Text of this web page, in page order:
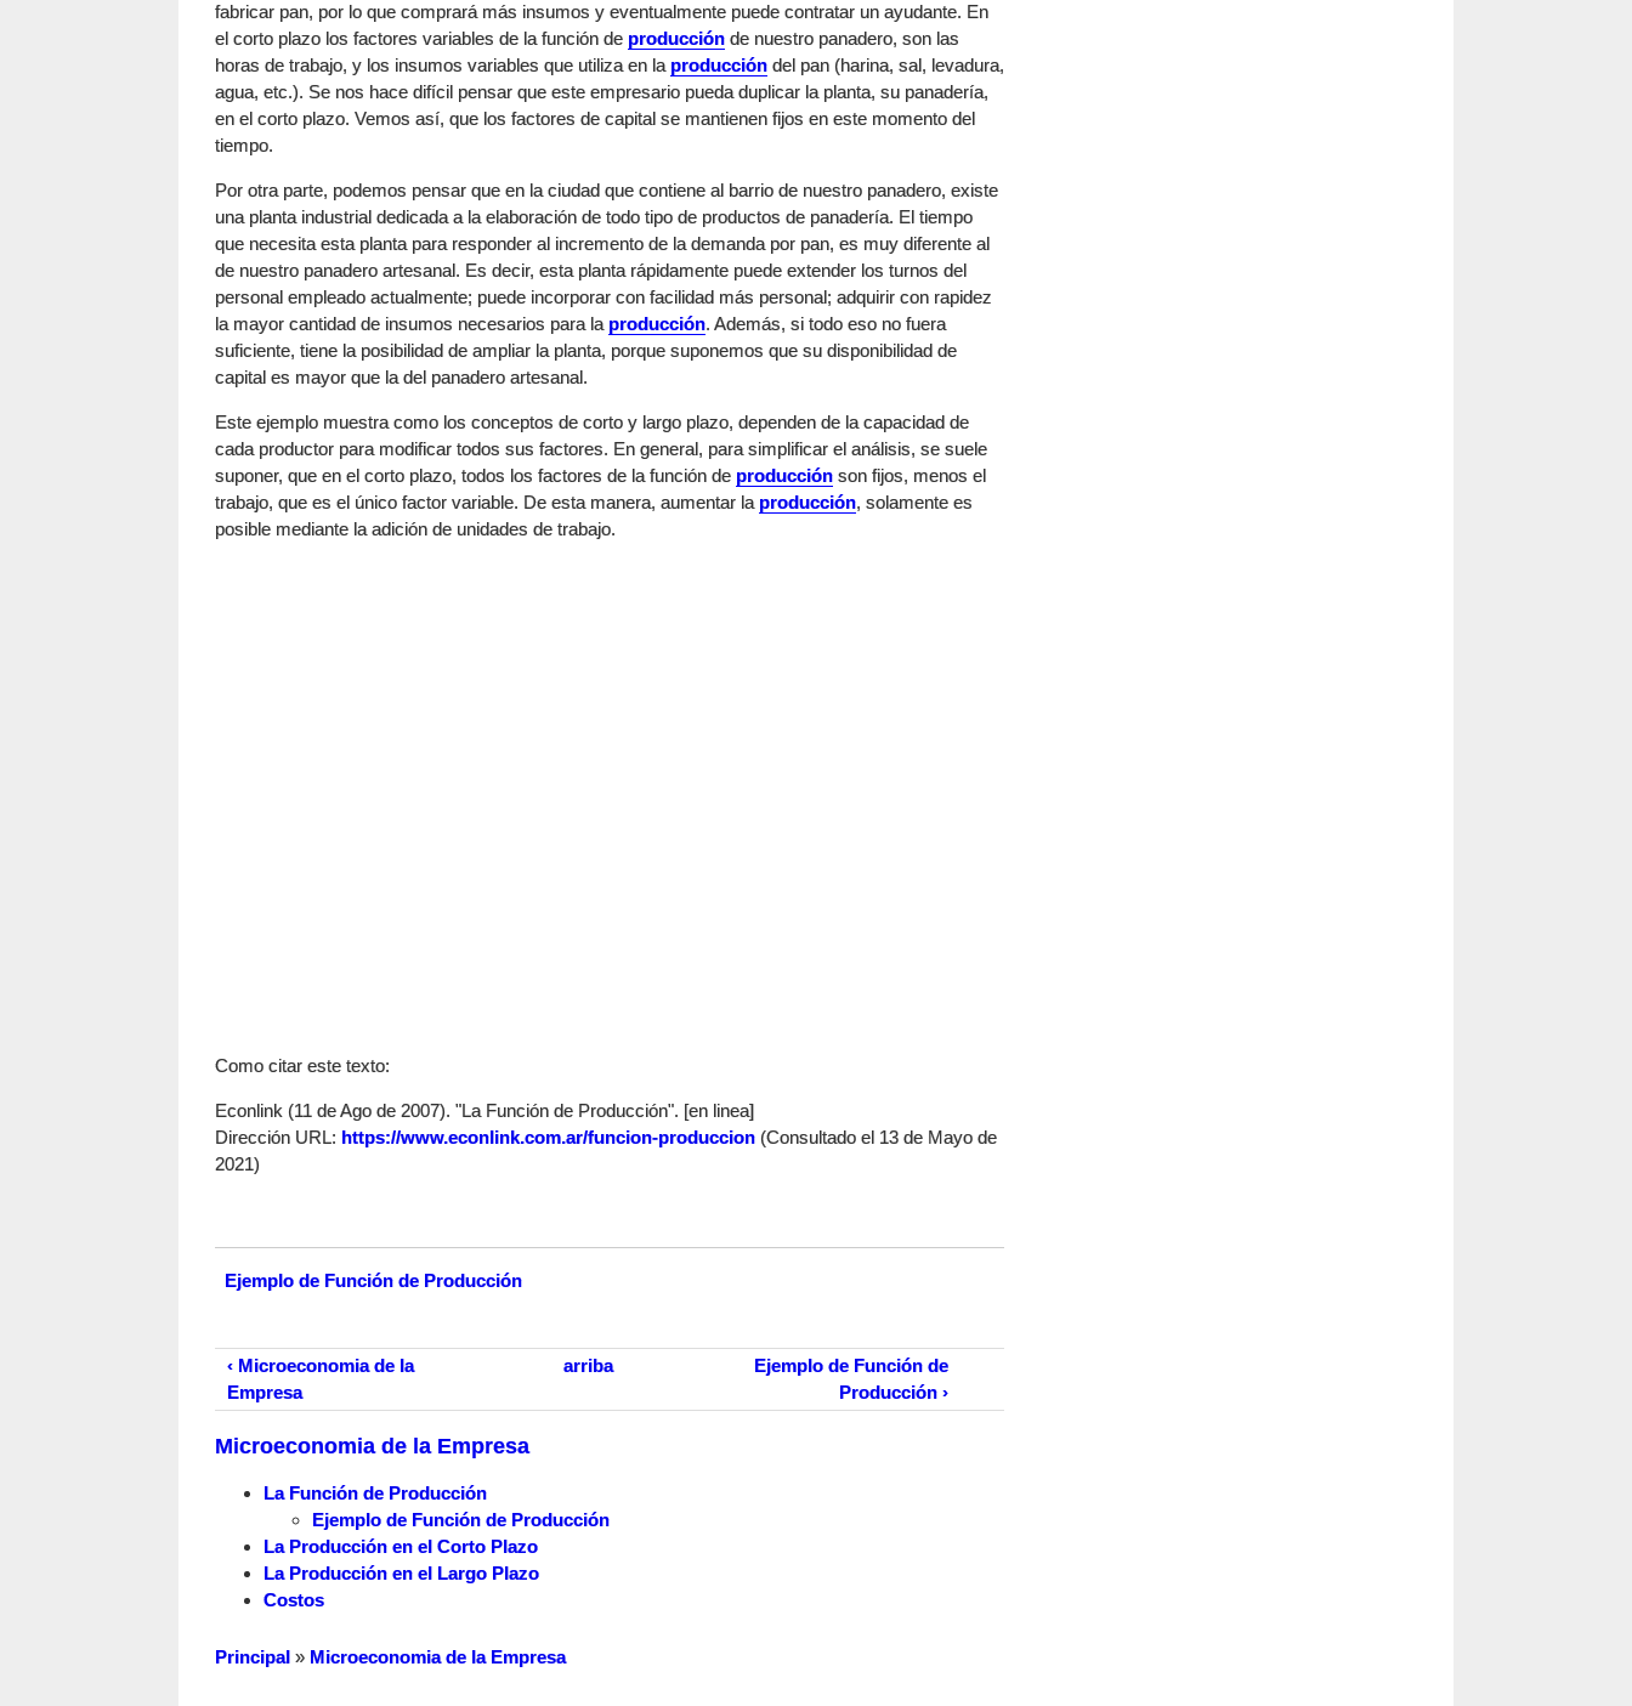
fabricar pan, por lo que comprará más insumos y eventualmente puede contratar un ayudante. En
el corto plazo los factores variables de la función de producción de nuestro panadero, son las
horas de trabajo, y los insumos variables que utiliza en la producción del pan (harina, sal, levadura,
agua, etc.). Se nos hace difícil pensar que este empresario pueda duplicar la planta, su panadería,
en el corto plazo. Vemos así, que los factores de capital se mantienen fijos en este momento del
tiempo.
Por otra parte, podemos pensar que en la ciudad que contiene al barrio de nuestro panadero, existe
una planta industrial dedicada a la elaboración de todo tipo de productos de panadería. El tiempo
que necesita esta planta para responder al incremento de la demanda por pan, es muy diferente al
de nuestro panadero artesanal. Es decir, esta planta rápidamente puede extender los turnos del
personal empleado actualmente; puede incorporar con facilidad más personal; adquirir con rapidez
la mayor cantidad de insumos necesarios para la producción. Además, si todo eso no fuera
suficiente, tiene la posibilidad de ampliar la planta, porque suponemos que su disponibilidad de
capital es mayor que la del panadero artesanal.
Este ejemplo muestra como los conceptos de corto y largo plazo, dependen de la capacidad de
cada productor para modificar todos sus factores. En general, para simplificar el análisis, se suele
suponer, que en el corto plazo, todos los factores de la función de producción son fijos, menos el
trabajo, que es el único factor variable. De esta manera, aumentar la producción, solamente es
posible mediante la adición de unidades de trabajo.
Como citar este texto:
Econlink (11 de Ago de 2007). "La Función de Producción". [en linea]
Dirección URL: https://www.econlink.com.ar/funcion-produccion (Consultado el 13 de Mayo de
2021)
Ejemplo de Función de Producción
‹ Microeconomia de la
Empresa
arriba
Ejemplo de Función de
Producción ›
Microeconomia de la Empresa
La Función de Producción
Ejemplo de Función de Producción
La Producción en el Corto Plazo
La Producción en el Largo Plazo
Costos
Principal » Microeconomia de la Empresa